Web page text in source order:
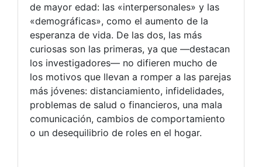
de mayor edad: las «interpersonales» y las
«demográficas», como el aumento de la
esperanza de vida. De las dos, las más
curiosas son las primeras, ya que —destacan
los investigadores— no difieren mucho de
los motivos que llevan a romper a las parejas
más jóvenes: distanciamiento, infidelidades,
problemas de salud o financieros, una mala
comunicación, cambios de comportamiento
o un desequilibrio de roles en el hogar.